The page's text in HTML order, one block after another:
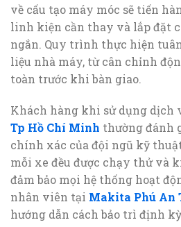
về cấu tạo máy móc sẽ tiến
linh kiện cần thay và lắp đặt
ngắn. Quy trình thực hiện
liệu nhà máy, từ cân chỉnh
toàn trước khi bàn giao.
Khách hàng khi sử dụng dịch
Tp Hồ Chí Minh thường đánh
chính xác của đội ngũ kỹ
mỗi xe đều được chạy thử và
đảm bảo mọi hệ thống hoạt
nhân viên tại Makita Phú An
hướng dẫn cách bảo trì định